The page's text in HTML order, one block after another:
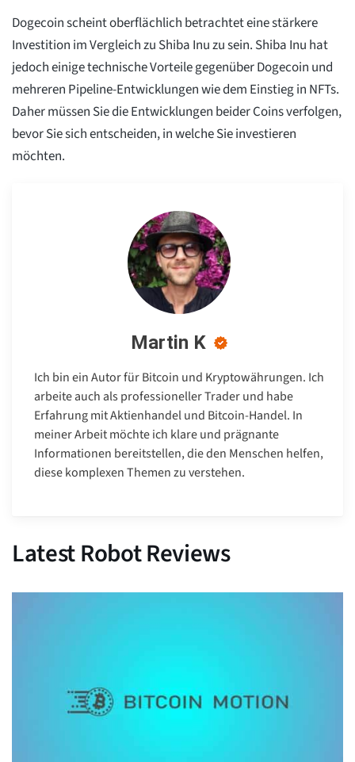
Dogecoin scheint oberflächlich betrachtet eine stärkere
Investition im Vergleich zu Shiba Inu zu sein. Shiba Inu hat
jedoch einige technische Vorteile gegenüber Dogecoin und
mehreren Pipeline-Entwicklungen wie dem Einstieg in NFTs.
Daher müssen Sie die Entwicklungen beider Coins verfolgen,
bevor Sie sich entscheiden, in welche Sie investieren
möchten.
Martin K
Ich bin ein Autor für Bitcoin und Kryptowährungen. Ich
arbeite auch als professioneller Trader und habe
Erfahrung mit Aktienhandel und Bitcoin-Handel. In
meiner Arbeit möchte ich klare und prägnante
Informationen bereitstellen, die den Menschen helfen,
diese komplexen Themen zu verstehen.
Latest Robot Reviews